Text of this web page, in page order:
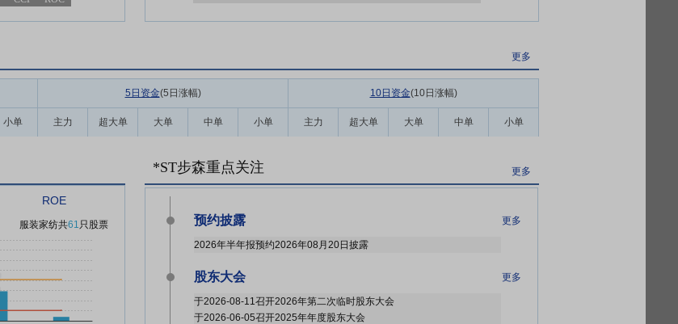
更多
5日资金(5日涨幅) 10日资金(10日涨幅)
小单 主力 超大单 大单 中单 小单 主力 超大单 大单 中单 小单
ROE
服装家纺共61只股票
*ST步森重点关注 更多
预约披露 更多
2026年半年报预约2026年08月20日披露
股东大会 更多
于2026-08-11召开2026年第二次临时股东大会
于2026-06-05召开2025年年度股东大会